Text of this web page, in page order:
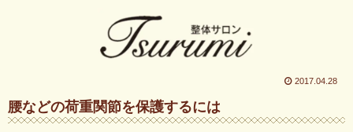
2017.04.28
腰などの荷重関節を保護するには